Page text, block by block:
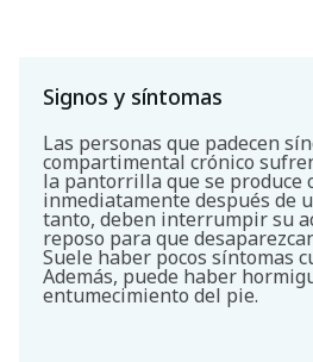
Signos y síntomas
Las personas que padecen
compartimental crónico
la pantorrilla que se produce
inmediatamente después de
tanto, deben interrumpir su
reposo para que
Suele haber pocos síntomas
Además, puede haber
entumecimiento del pie.